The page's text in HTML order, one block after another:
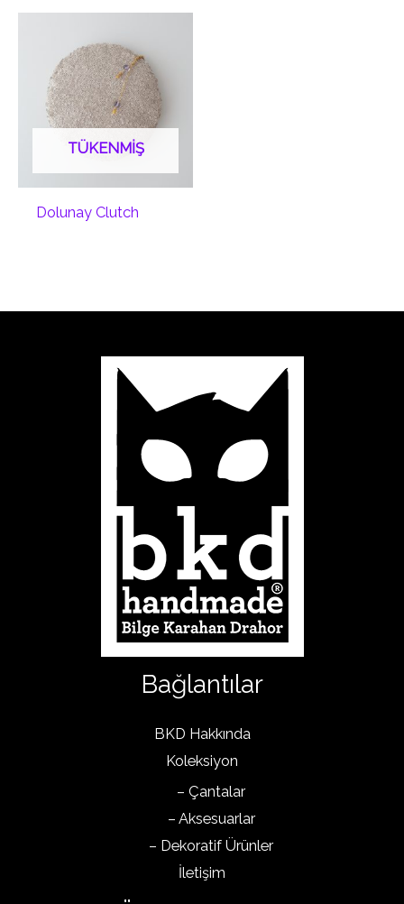
TÜKENMIŞ
Dolunay Clutch
Bağlantılar
BKD Hakkında
Koleksiyon
– Çantalar
– Aksesuarlar
– Dekoratif Ürünler
İletişim